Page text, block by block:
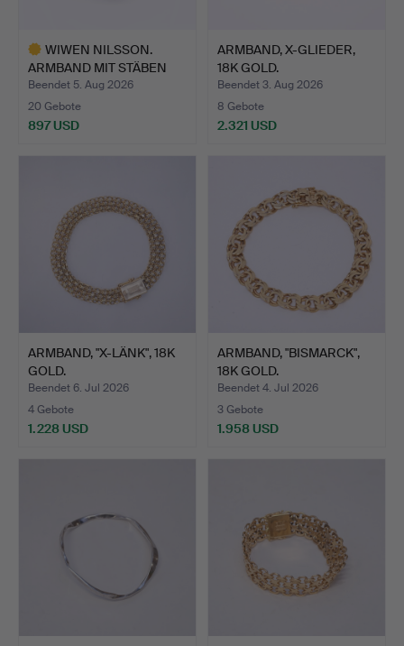
WIWEN NILSSON.
ARMBAND MIT STÄBEN
UND RING…
Beendet 5. Aug 2026
20 Gebote
897 USD
ARMBAND, X-GLIEDER,
18K GOLD.
Beendet 3. Aug 2026
8 Gebote
2.321 USD
ARMBAND, "X-LÄNK", 18K
GOLD.
Beendet 6. Jul 2026
4 Gebote
1.228 USD
ARMBAND, "BISMARCK",
18K GOLD.
Beendet 4. Jul 2026
3 Gebote
1.958 USD